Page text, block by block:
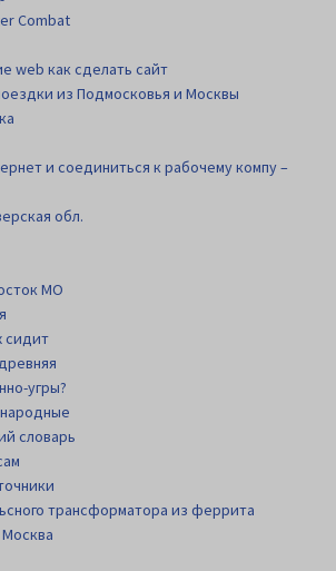
Combat
web как сделать сайт
из Подмосковья и Москвы
и соединиться к рабочему компу –
обл.
МО
сидит
угры?
словарь
трансформатора из феррита